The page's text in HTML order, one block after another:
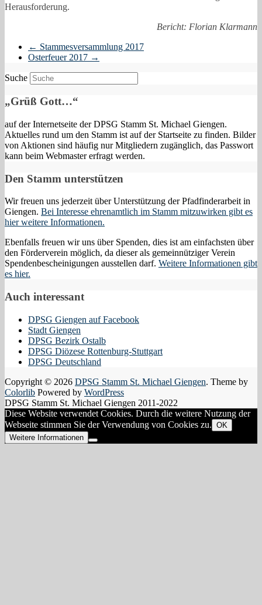
Herausforderung.
Bericht: Florian Klarmann
← Stammesversammlung 2017
Osterfeuer 2017 →
Suche
„Grüß Gott…“
auf der Internetseite der DPSG Stamm St. Michael Giengen.
Aktuelles rund um den Stamm ist auf der Startseite zu finden. Bilder
von Aktionen sind häufig nur Mitgliedern zugänglich, das Passwort
kann beim Webmaster erfragt werden.
Den Stamm unterstützen
Wir freuen uns jederzeit über Unterstützung der Pfadfinderarbeit in
Giengen. Bei Interesse ehrenamtlich im Stamm mitzuwirken gibt es
hier weitere Informationen.
Ebenfalls freuen wir uns über Spenden, dies ist am einfachsten über
den Förderverein möglich, da dieser als gemeinnütziger Verein
Spendenbescheinigungen ausstellen darf. Weitere Informationen gibt
es hier.
Auch interessant
DPSG Giengen auf Facebook
Stadt Giengen
DPSG Bezirk Ostalb
DPSG Diözese Rottenburg-Stuttgart
DPSG Deutschland
Copyright © 2026 DPSG Stamm St. Michael Giengen. Theme by
Colorlib Powered by WordPress
DPSG Stamm St. Michael Giengen 2011-2022
Diese Website verwendet Cookies. Durch die weitere Nutzung der
Webseite stimmen Sie der Verwendung von Cookies zu. OK
Weitere Informationen